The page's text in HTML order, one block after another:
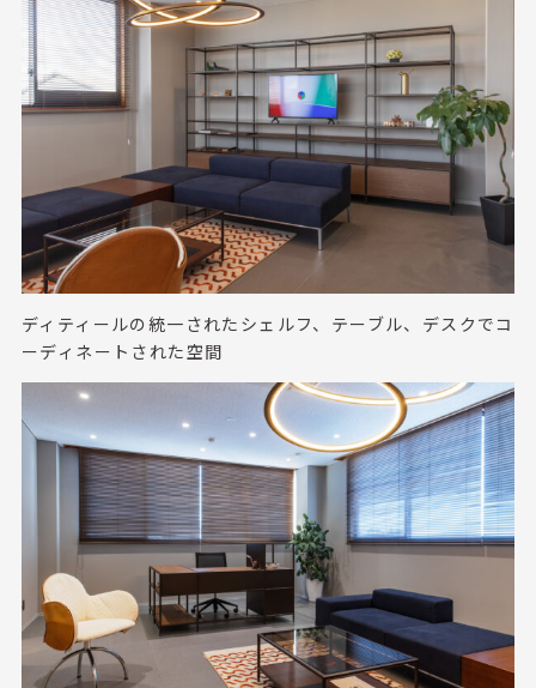
ディティールの統一されたシェルフ、テーブル、デスクでコ
ーディネートされた空間